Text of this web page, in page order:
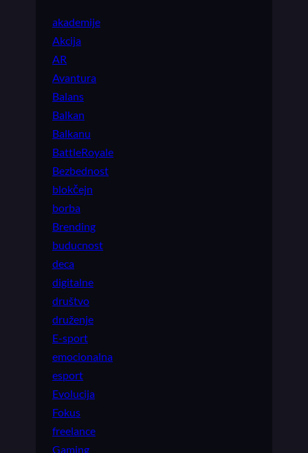
akademije
Akcija
AR
Avantura
Balans
Balkan
Balkanu
BattleRoyale
Bezbednost
blokčejn
borba
Brending
buducnost
deca
digitalne
društvo
druženje
E-sport
emocionalna
esport
Evolucija
Fokus
freelance
Gaming